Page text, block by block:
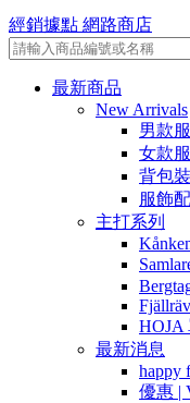
經銷據點 網路商店
最新商品
New Arrivals
男款
女款
背包
服飾
主打系列
HOJA
最新消息
happy
優惠 |